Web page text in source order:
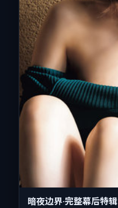
暗夜边界·完整幕后特辑